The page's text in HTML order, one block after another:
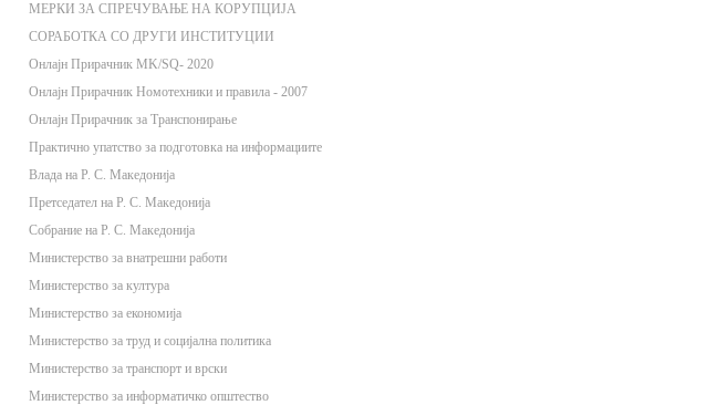
МЕРКИ ЗА СПРЕЧУВАЊЕ НА КОРУПЦИЈА
СОРАБОТКА СО ДРУГИ ИНСТИТУЦИИ
Онлaјн Прирачник MK/SQ- 2020
Онлаjн Прирачник Номотехники и правила - 2007
Онлаjн Прирачник за Транспонирање
Практично упатство за подготовка на информациите
Влада на Р. С. Македонија
Претседател на Р. С. Македонија
Собрание на Р. С. Македонија
Министерство за внатрешни работи
Министерство за култура
Министерство за економија
Министерство за труд и социјална политика
Министерство за транспорт и врски
Министерство за информатичко општество